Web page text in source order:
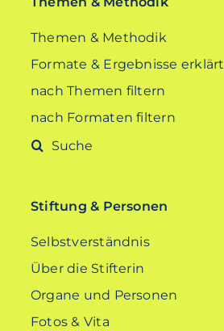
Themen & Methodik
Formate & Ergebnisse erklärt
nach Themen filtern
nach Formaten filtern
Suche
Stiftung & Personen
Selbstverständnis
Über die Stifterin
Organe und Personen
Fotos & Vita